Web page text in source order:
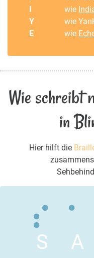
I
wie
Y
wie
E
wie
Wie schreibt
in
Hier hilft die
S A